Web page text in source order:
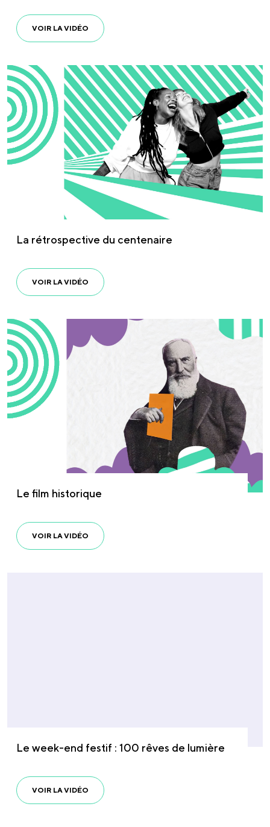
VOIR LA VIDÉO
La rétrospective du centenaire
VOIR LA VIDÉO
Le film historique
VOIR LA VIDÉO
Le week-end festif : 100 rêves de lumière
VOIR LA VIDÉO